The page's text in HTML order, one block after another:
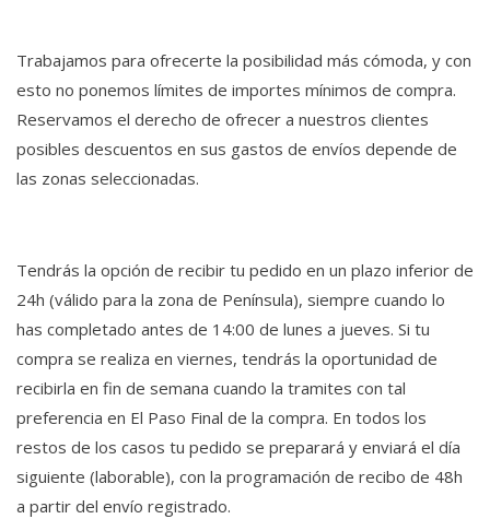
Trabajamos para ofrecerte la posibilidad más cómoda, y con
esto no ponemos límites de importes mínimos de compra.
Reservamos el derecho de ofrecer a nuestros clientes
posibles descuentos en sus gastos de envíos depende de
las zonas seleccionadas.
Tendrás la opción de recibir tu pedido en un plazo inferior de
24h (válido para la zona de Península), siempre cuando lo
has completado antes de 14:00 de lunes a jueves. Si tu
compra se realiza en viernes, tendrás la oportunidad de
recibirla en fin de semana cuando la tramites con tal
preferencia en El Paso Final de la compra. En todos los
restos de los casos tu pedido se preparará y enviará el día
siguiente (laborable), con la programación de recibo de 48h
a partir del envío registrado.